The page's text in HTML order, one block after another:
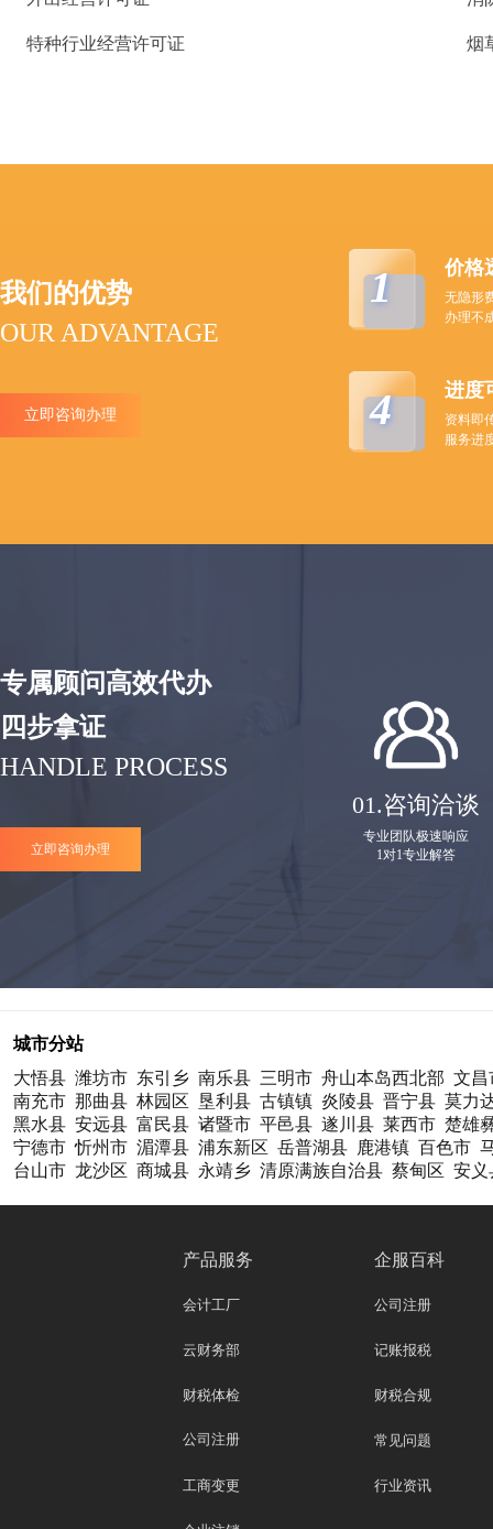
特种行业经营许可证 烟
我们的优势
OUR ADVANTAGE
立即咨询办理
1 价格
无隐形
办理不
4 进度
资料即
服务进
专属顾问高效代办
四步拿证
HANDLE PROCESS
立即咨询办理
01.咨询洽谈
专业团队极速响应
1对1专业解答
城市分站
大悟县 潍坊市 东引乡 南乐县 三明市 舟山本岛西北部 文昌
南充市 那曲县 林园区 垦利县 古镇镇 炎陵县 晋宁县 莫力
黑水县 安远县 富民县 诸暨市 平邑县 遂川县 莱西市 楚雄
宁德市 忻州市 湄潭县 浦东新区 岳普湖县 鹿港镇 百色市
台山市 龙沙区 商城县 永靖乡 清原满族自治县 蔡甸区 安义
产品服务
会计工厂
云财务部
财税体检
公司注册
工商变更
企服百科
公司注册
记账报税
财税合规
常见问题
行业资讯